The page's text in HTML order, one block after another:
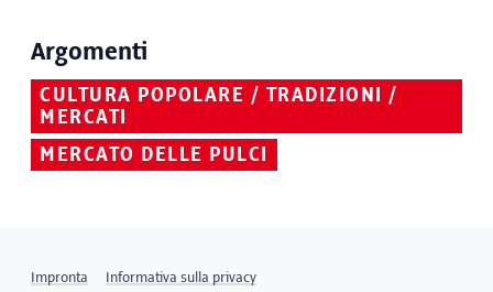
Argomenti
CULTURA POPOLARE / TRADIZIONI /
MERCATI
MERCATO DELLE PULCI
Impronta Informativa sulla privacy